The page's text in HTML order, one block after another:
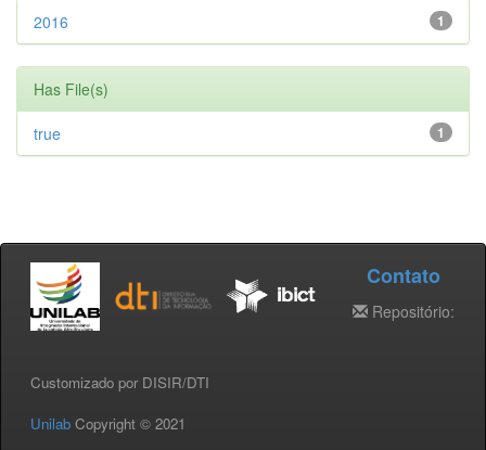
1
2016
Has File(s)
1
true
Customizado por DISIR/DTI
Unilab Copyright © 2021
Contato
Repositório: